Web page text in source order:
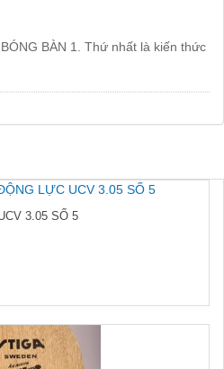
BÀN 1. Thứ nhất là kiến thức
3.05 SỐ 5